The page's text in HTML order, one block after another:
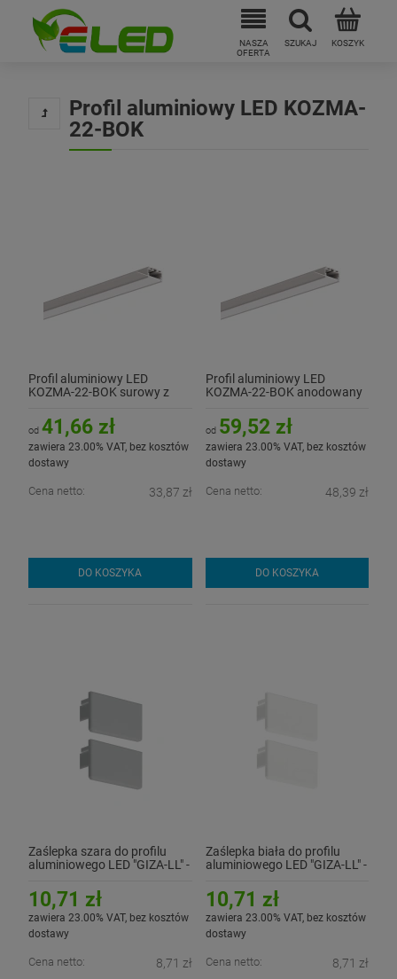
Profil aluminiowy LED KOZMA-
22-BOK
Profil aluminiowy LED
KOZMA-22-BOK surowy z
od 41,66 zł
zawiera 23.00% VAT, bez kosztów
dostawy
Cena netto: 33,87 zł
DO KOSZYKA
Profil aluminiowy LED
KOZMA-22-BOK anodowany
od 59,52 zł
zawiera 23.00% VAT, bez kosztów
dostawy
Cena netto: 48,39 zł
DO KOSZYKA
Zaślepka szara do profilu
aluminiowego LED "GIZA-LL" -
10,71 zł
zawiera 23.00% VAT, bez kosztów
dostawy
Cena netto: 8,71 zł
Zaślepka biała do profilu
aluminiowego LED "GIZA-LL" -
10,71 zł
zawiera 23.00% VAT, bez kosztów
dostawy
Cena netto: 8,71 zł